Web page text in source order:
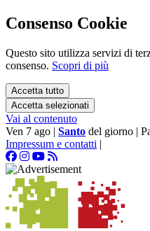
Consenso Cookie
Questo sito utilizza servizi di
consenso. Scopri di più
Accetta tutto
Accetta selezionati
Vai al contenuto
Ven 7 ago | Santo del giorno |
Impressum e contatti |